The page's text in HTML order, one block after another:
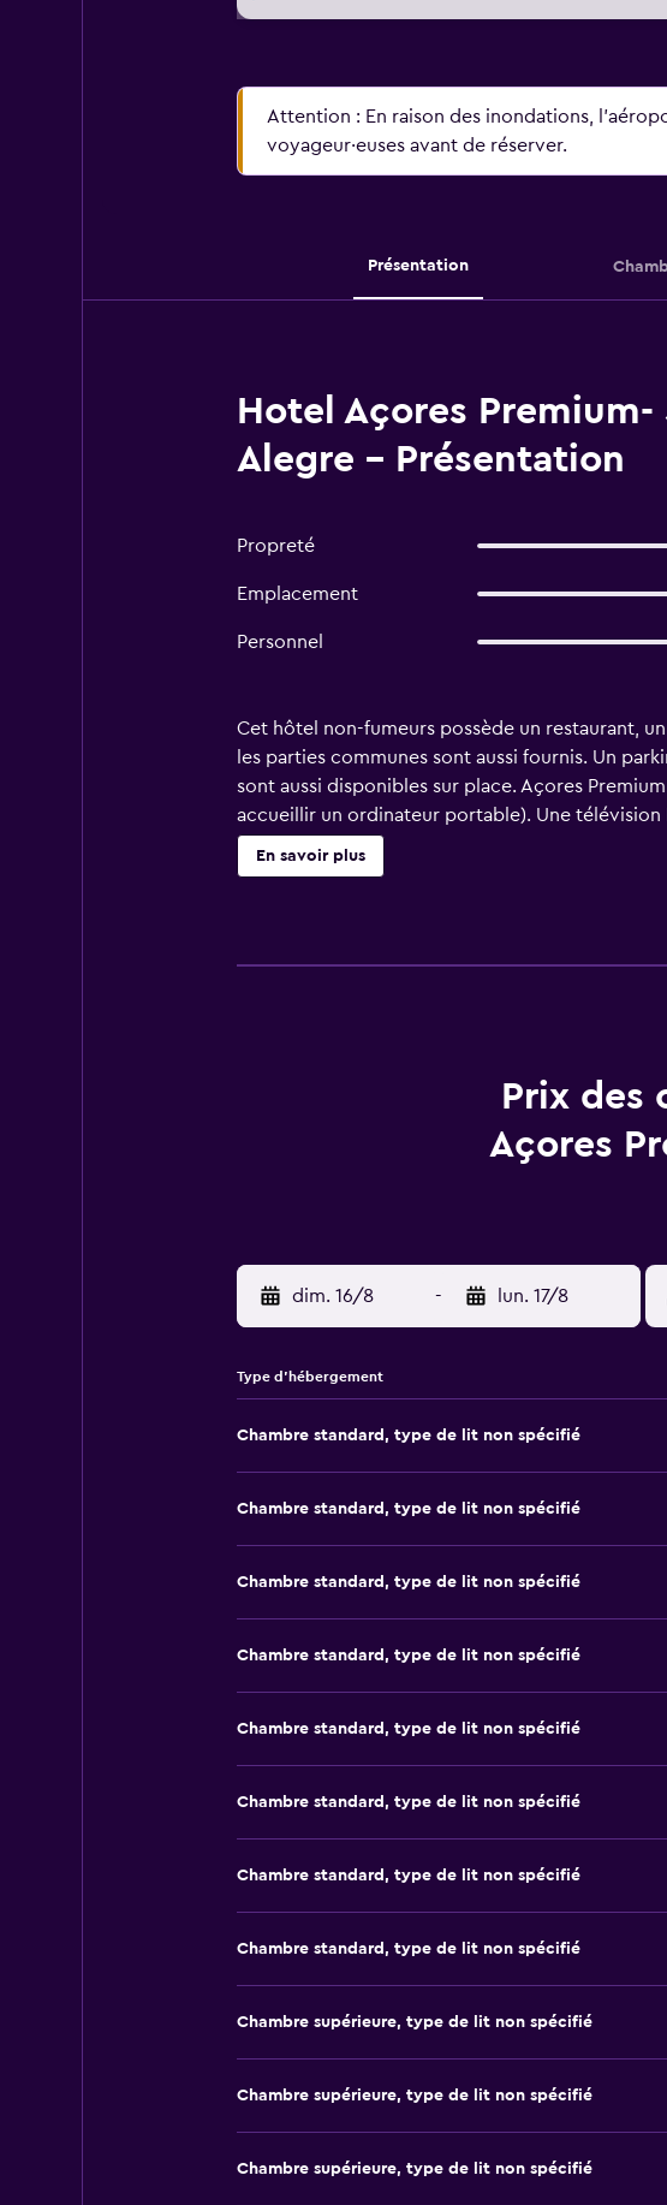
Attention : En raison des inondations,
voyageur·euses avant de réserver.
Présentation
Hotel Açores
Alegre - Présentation
Propreté
Emplacement
Personnel
Cet hôtel non-fumeurs possède un restaurant,
les parties communes sont aussi fournis. Un
sont aussi disponibles sur place. Açores
accueillir un ordinateur portable). Une télévision
douche avec un pommeau de douche à « effet
à Internet gratuitement par le biais d'une
En savoir plus
Prix des
Açores
dim. 16/8 - lun. 17/8
Type d’hébergement
Chambre standard, type de lit non spécifié
Chambre standard, type de lit non spécifié
Chambre standard, type de lit non spécifié
Chambre standard, type de lit non spécifié
Chambre standard, type de lit non spécifié
Chambre standard, type de lit non spécifié
Chambre standard, type de lit non spécifié
Chambre standard, type de lit non spécifié
Chambre supérieure, type de lit non spécifié
Chambre supérieure, type de lit non spécifié
Chambre supérieure, type de lit non spécifié